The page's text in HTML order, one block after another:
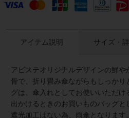
アイテム説明
アビステオリジナルデザインの鮮
骨で、折り畳み傘ながらもしっかり
グは、傘入れとしてお使いいただ
出かけるときのお買いものバッグ
遮光加工はない為、雨傘となります。
サイズ・